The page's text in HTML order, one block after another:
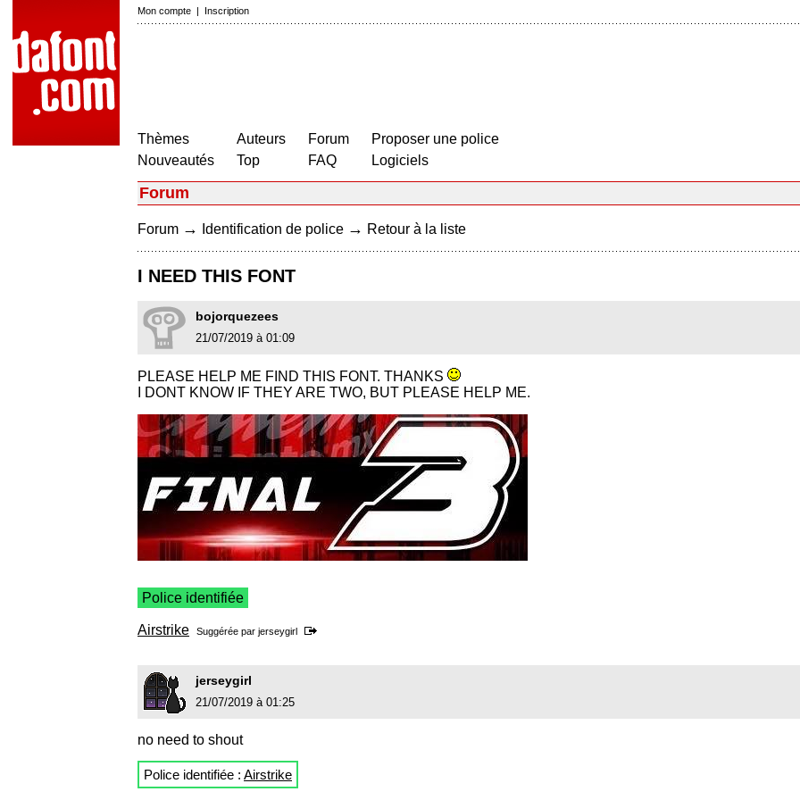
Mon compte | Inscription
Thèmes
Nouveautés
Auteurs
Top
Forum
FAQ
Proposer une police
Logiciels
Forum
Forum → Identification de police → Retour à la liste
I NEED THIS FONT
bojorquezees
21/07/2019 à 01:09
PLEASE HELP ME FIND THIS FONT. THANKS
I DONT KNOW IF THEY ARE TWO, BUT PLEASE HELP ME.
Police identifiée
Airstrike Suggérée par jerseygirl
jerseygirl
21/07/2019 à 01:25
no need to shout
Police identifiée : Airstrike